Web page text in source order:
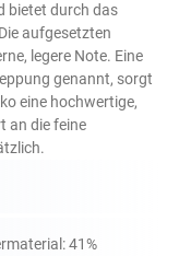
bietet durch das
aufgesetzten
legere Note. Eine
genannt, sorgt
eine hochwertige,
an die feine
41%